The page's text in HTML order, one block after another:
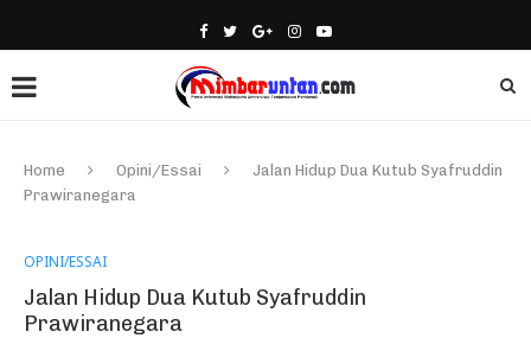
Home Opini/Essai
Jalan Hidup Dua Kutub Syafruddin
Prawiranegara
OPINI/ESSAI
Jalan Hidup Dua Kutub Syafruddin
Prawiranegara